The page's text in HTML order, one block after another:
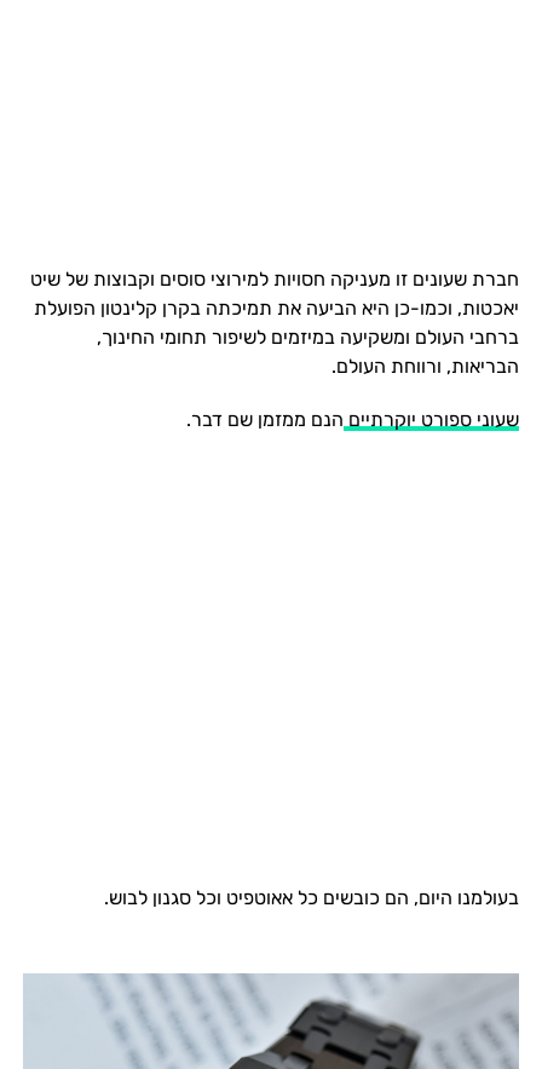
חברת שעונים זו מעניקה חסויות למירוצי סוסים וקבוצות של שיט
יאכטות, וכמו-כן היא הביעה את תמיכתה בקרן קלינטון הפועלת
ברחבי העולם ומשקיעה במיזמים לשיפור תחומי החינוך,
הבריאות, ורווחת העולם.
שעוני ספורט יוקרתיים הנם ממזמן שם דבר.
בעולמנו היום, הם כובשים כל אאוטפיט וכל סגנון לבוש.